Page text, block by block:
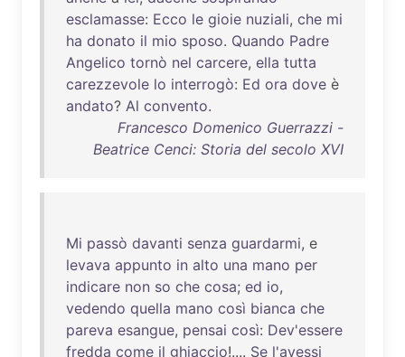
esclamasse: Ecco le gioie nuziali, che mi
ha donato il mio sposo. Quando Padre
Angelico tornò nel carcere, ella tutta
carezzevole lo interrogò: Ed ora dove è
andato? Al convento.
Francesco Domenico Guerrazzi -
Beatrice Cenci: Storia del secolo XVI
Mi passò davanti senza guardarmi, e
levava appunto in alto una mano per
indicare non so che cosa; ed io,
vedendo quella mano così bianca che
pareva esangue, pensai così: Dev'essere
fredda come il ghiaccio!.... Se l'avessi